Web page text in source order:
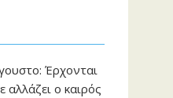
Έρχονται
αλλάζει ο καιρός